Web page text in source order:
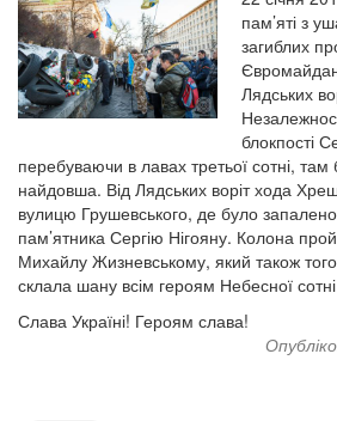
пам’яті з
загиблих
Лядських
блокпості
перебуваючи в лавах третьої сотні,
найдовша. Від Лядських воріт хода
вулицю Грушевського, де було
пам’ятника Сергію Нігояну. Колона
Михайлу Жизневському, який також
склала шану всім героям Небесної
Слава Україні! Героям слава!